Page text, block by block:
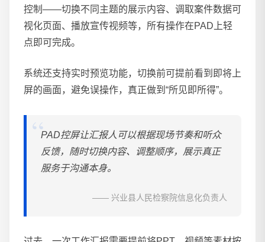
控制——切换不同主题的展示内容、调取案件数据可
视化页面、播放宣传视频等，所有操作在PAD上轻
点即可完成。
系统还支持实时预览功能，切换前可提前看到即将上
屏的画面，避免误操作，真正做到“所见即所得”。
PAD控屏让汇报人可以根据现场节奏和听众
反馈，随时切换内容、调整顺序，展示真正
服务于沟通本身。
—— 兴业县人民检察院信息化负责人